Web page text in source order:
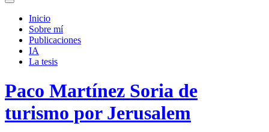
Alternar
campo
búsqueda
Inicio
Sobre mí­
Publicaciones
IA
La tesis
Paco Martínez Soria de
turismo por Jerusalem